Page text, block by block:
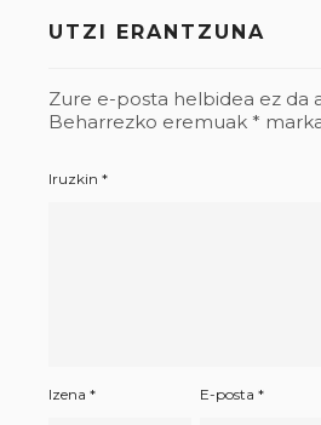
UTZI ERANTZUNA
Zure e-posta helbidea ez da
Beharrezko eremuak *
Iruzkin *
Izena * E-posta*